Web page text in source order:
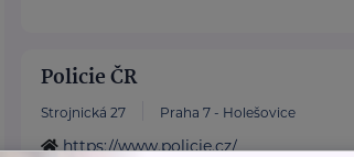
Policie ČR
Strojnická 27 Praha 7 - Holešovice
https://www.policie.cz/